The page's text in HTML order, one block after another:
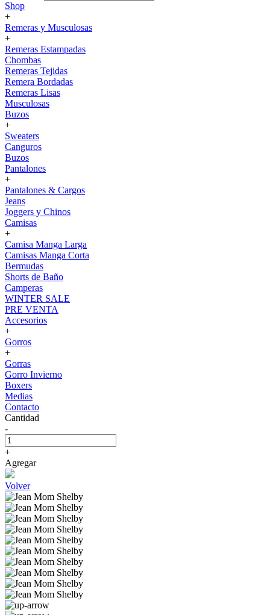
Shop
+
Remeras y Musculosas
+
Remeras Estampadas
Chombas
Remeras Tejidas
Remera Bordadas
Remeras Lisas
Musculosas
Buzos
+
Sweaters
Canguros
Buzos
Pantalones
+
Pantalones & Cargos
Jeans
Joggers y Chinos
Camisas
+
Camisa Manga Larga
Camisas Manga Corta
Bermudas
Shorts de Baño
Camperas
WINTER SALE
PRE VENTA
Accesorios
+
Gorros
+
Gorras
Gorro Invierno
Boxers
Medias
Contacto
Cantidad
-
+
Agregar
Volver